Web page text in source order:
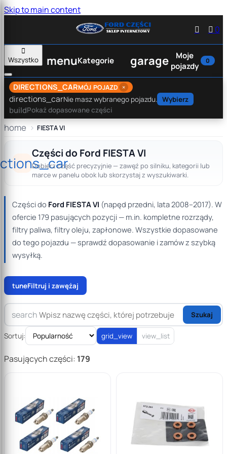
Skip to main content

 0

Wszystko
menuKategorie garage
Moje
pojazdy
0
DIRECTIONS_CARMÓJ POJAZD ×
directions_carNie masz wybranego pojazdu. Wybierz
buildPokaż dopasowane części
home FIESTA VI
Części do Ford FIESTA VI
Dobierz część precyzyjnie — zawęź po silniku, kategorii lub
marce w panelu obok lub skorzystaj z wyszukiwarki.
Części do Ford FIESTA VI (napęd przedni, lata 2008–2017). W
ofercie 179 pasujących pozycji — m.in. kompletne rozrządy,
filtry paliwa, filtry oleju, zapłonowe. Wszystkie dopasowane
do tego pojazdu — sprawdź dopasowanie i zamów z szybką
wysyłką.
tuneFiltruj i zawężaj
search Szukaj
Sortuj: grid_view view_list
Pasujących części: 179